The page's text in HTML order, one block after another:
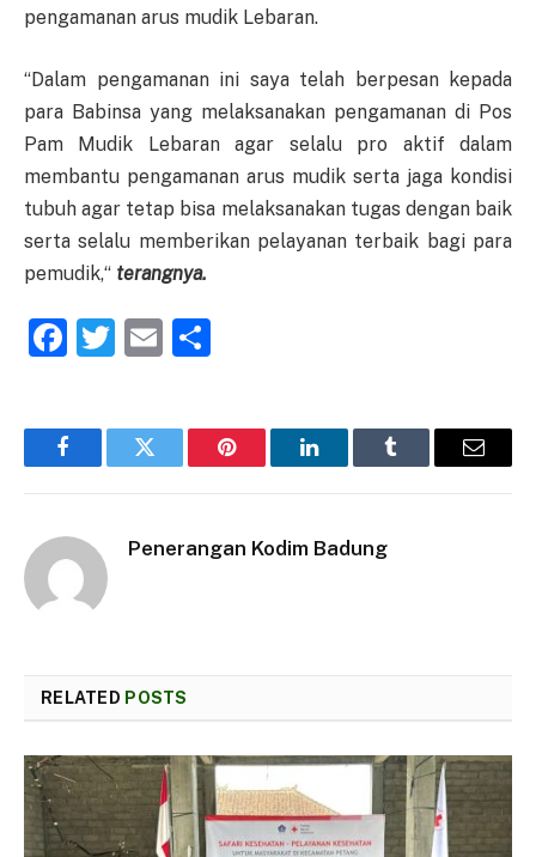
pengamanan arus mudik Lebaran.
“Dalam pengamanan ini saya telah berpesan kepada
para Babinsa yang melaksanakan pengamanan di Pos
Pam Mudik Lebaran agar selalu pro aktif dalam
membantu pengamanan arus mudik serta jaga kondisi
tubuh agar tetap bisa melaksanakan tugas dengan baik
serta selalu memberikan pelayanan terbaik bagi para
pemudik,“ terangnya.
Facebook
Twitter
Email
FacebookTwitter Pinterest LinkedInTumblr Email
Penerangan Kodim Badung
RELATED POSTS